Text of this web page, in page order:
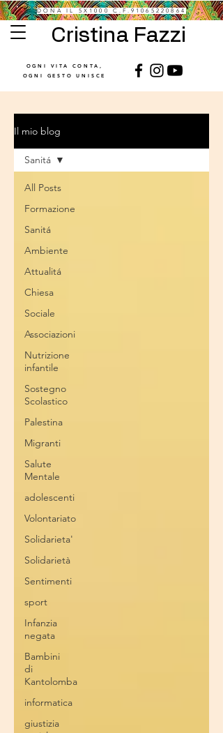
Cristina Fazzi
OGNI VITA CONTA,
OGNI GESTO UNISCE
DONA IL 5X1000 C.F.91065220864
Il mio blog
All Posts
Formazione
Sanitá
Ambiente
Attualitá
Chiesa
Sociale
Associazioni
Nutrizione
infantile
Sostegno
Scolastico
Palestina
Migranti
Salute
Mentale
adolescenti
Volontariato
Solidarieta'
Solidarietà
Sentimenti
sport
Infanzia
negata
Bambini
di
Kantolomba
informatica
giustizia
Sanitá